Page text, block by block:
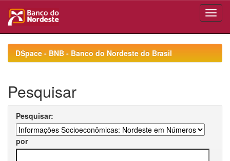
navigationDSpace - BNB - Banco do Nordeste do Brasil
Pesquisar
Pesquisar:
por